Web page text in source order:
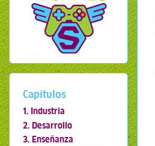
Capítulos
1. Industria
2. Desarrollo
3. Enseñanza